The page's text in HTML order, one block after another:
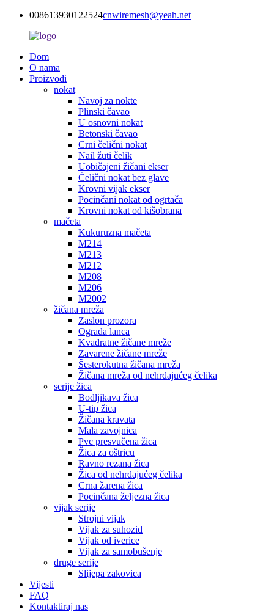
008613930122524cnwiremesh@yeah.net
Dom
O nama
Proizvodi
nokat
Navoj za nokte
Plinski čavao
U osnovni nokat
Betonski čavao
Crni čelični nokat
Nail žuti čelik
Uobičajeni žičani ekser
Čelični nokat bez glave
Krovni vijak ekser
Pocinčani nokat od ogrtača
Krovni nokat od kišobrana
mačeta
Kukuruzna mačeta
M214
M213
M212
M208
M206
M2002
žičana mreža
Zaslon prozora
Ograda lanca
Kvadratne žičane mreže
Zavarene žičane mreže
Šesterokutna žičana mreža
Žičana mreža od nehrđajućeg čelika
serije žica
Bodljikava žica
U-tip žica
Žičana kravata
Mala zavojnica
Pvc presvučena žica
Žica za oštricu
Ravno rezana žica
Žica od nehrđajućeg čelika
Crna žarena žica
Pocinčana željezna žica
vijak serije
Strojni vijak
Vijak za suhozid
Vijak od iverice
Vijak za samobušenje
druge serije
Slijepa zakovica
Vijesti
FAQ
Kontaktiraj nas